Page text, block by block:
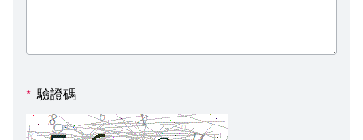
* 驗證碼